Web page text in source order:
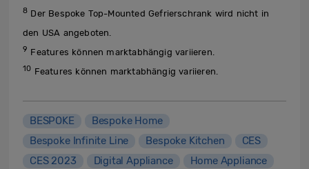
8 Der Bespoke Top-Mounted Gefrierschrank wird nicht in
den USA angeboten.
9 Features können marktabhängig variieren.
10 Features können marktabhängig variieren.
BESPOKE
Bespoke Home
Bespoke Infinite Line
Bespoke Kitchen
CES
CES 2023
Digital Appliance Home Appliance